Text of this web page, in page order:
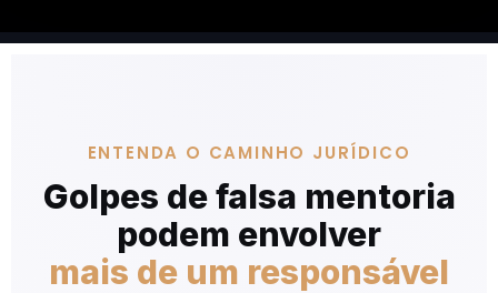
ENTENDA O CAMINHO JURÍDICO
Golpes de falsa mentoria
podem envolver
mais de um responsável